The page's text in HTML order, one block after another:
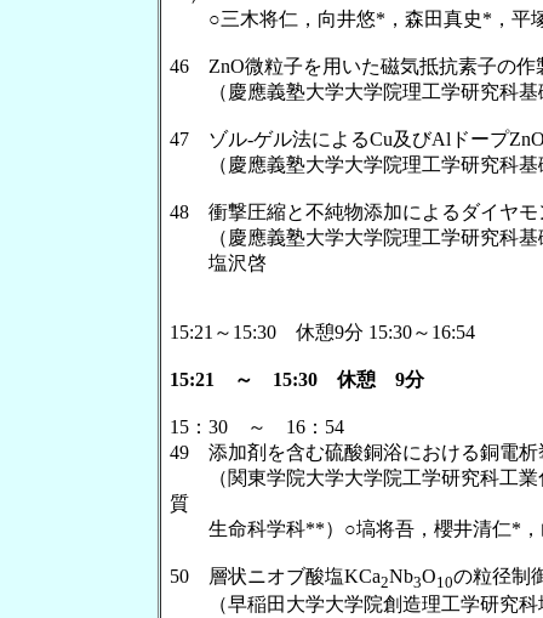
○三木将仁，向井悠*，森田真史*，平
46 ZnO微粒子を用いた磁気抵抗素子の作
（慶應義塾大学大学院理工学研究科基
47 ゾル-ゲル法によるCu及びAlドープ
（慶應義塾大学大学院理工学研究科基
48 衝撃圧縮と不純物添加によるダイヤモ
（慶應義塾大学大学院理工学研究科基
塩沢啓
15:21～15:30 休憩9分 15:30～16:54
15:21 ～ 15:30 休憩 9分
15：30 ～ 16：54
49 添加剤を含む硫酸銅浴における銅電析
（関東学院大学大学院工学研究科工業
質
生命科学科**）○塙将吾，櫻井清仁*，
50 層状ニオブ酸塩KCa2Nb3O10の粒径制
（早稲田大学大学院創造理工学研究科